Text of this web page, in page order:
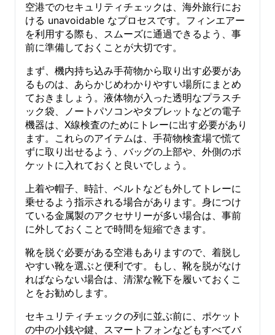
空港でのセキュリティチェックは、海外旅行にお
ける unavoidable なプロセスです。フィンエアー
を利用する際も、スムーズに通過できるよう、事
前に準備しておくことが大切です。
まず、機内持ち込み手荷物から取り出す必要があ
るものは、あらかじめわかりやすい場所にまとめ
ておきましょう。液体物が入った透明なプラスチ
ック袋、ノートパソコンやタブレットなどの電子
機器は、X線検査のためにトレーに出す必要があり
ます。これらのアイテムは、手荷物検査場で慌て
ずに取り出せるよう、バッグの上部や、外側のポ
ケットに入れておくと良いでしょう。
上着や帽子、時計、ベルトなども外してトレーに
乗せるよう指示される場合があります。身につけ
ている金属製のアクセサリーが多い場合は、事前
に外しておくことで時間を短縮できます。
靴を脱ぐ必要がある空港もありますので、着脱し
やすい靴を選ぶと便利です。もし、靴を脱がなけ
ればならない場合は、清潔な靴下を履いておくこ
とをお勧めします。
セキュリティチェックの列に並ぶ前に、ポケット
の中の小銭や鍵、スマートフォンなどもすべてバ